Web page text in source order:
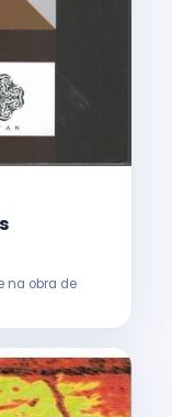
na obra de